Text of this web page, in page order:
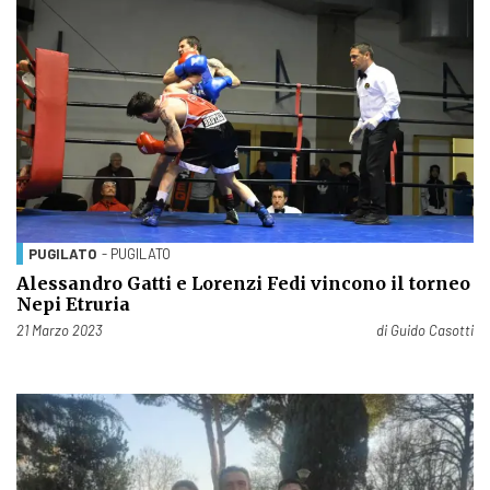
PUGILATO - PUGILATO
Alessandro Gatti e Lorenzi Fedi vincono il torneo
Nepi Etruria
Pubblicato il
21 Marzo 2023 di Guido Casotti